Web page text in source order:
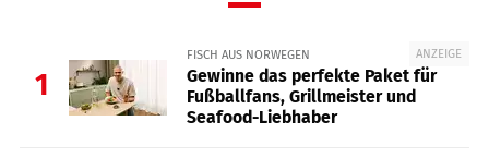
1
ANZEIGE
FISCH AUS NORWEGEN
Gewinne das perfekte Paket für
Fußballfans, Grillmeister und
Seafood-Liebhaber